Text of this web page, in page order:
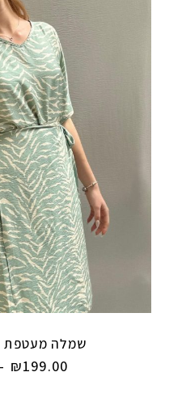
שמלה מעטפת
₪199.00